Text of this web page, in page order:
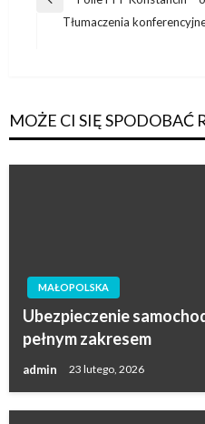
wpisu
Poprzedni
Tłumaczenia
MOŻE CI SIĘ SPODOBAĆ
MAŁOPOLSKA
Ubezpieczenie
pełnym zakresem
admin 23 lutego, 2026